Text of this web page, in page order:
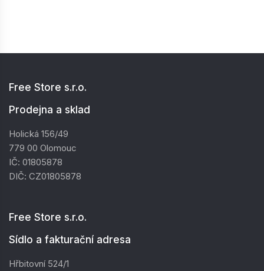
Free Store s.r.o.
Prodejna a sklad
Holická 156/49
779 00 Olomouc
IČ: 01805878
DIČ: CZ01805878
Free Store s.r.o.
Sídlo a fakturační adresa
Hřbitovní 524/1